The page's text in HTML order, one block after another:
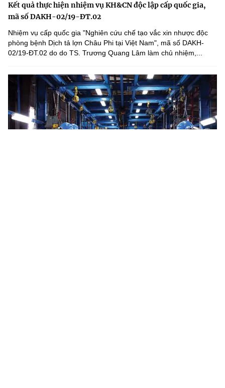
Kết quả thực hiện nhiệm vụ KH&CN độc lập cấp quốc gia,
mã số DAKH-02/19-ĐT.02
Nhiệm vụ cấp quốc gia "Nghiên cứu chế tạo vắc xin nhược độc
phòng bệnh Dịch tả lợn Châu Phi tại Việt Nam", mã số DAKH-
02/19-ĐT.02 do do TS. Trương Quang Lâm làm chủ nhiệm,...